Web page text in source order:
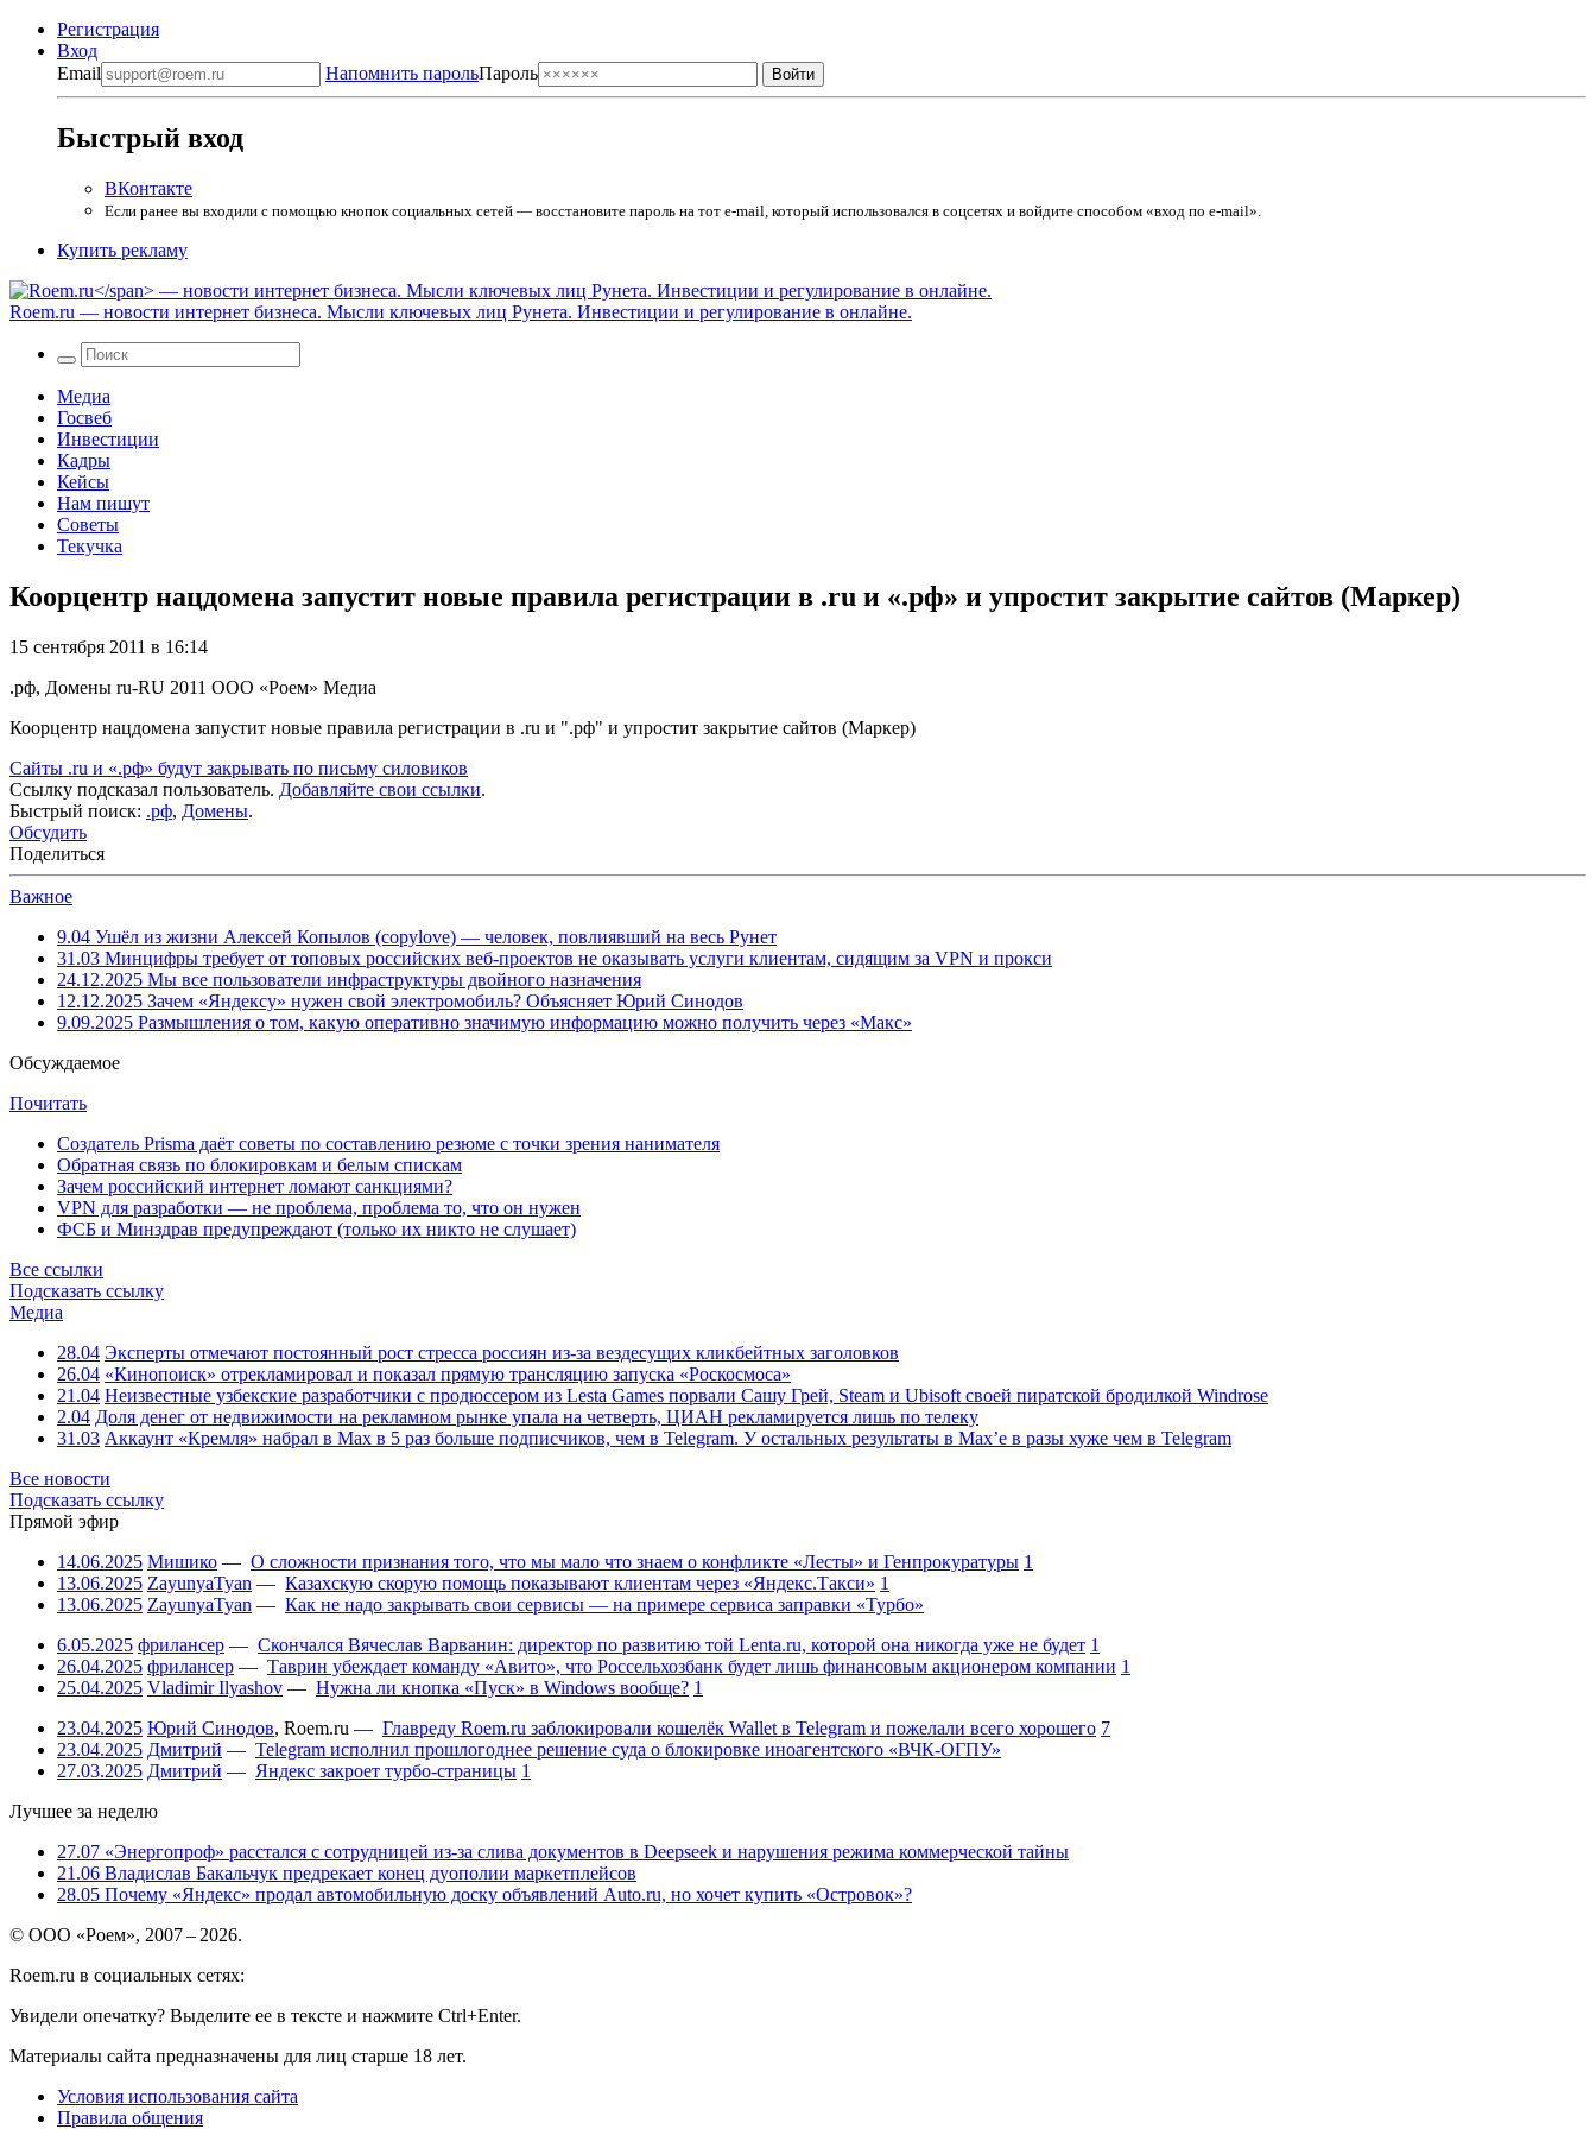
Регистрация
Вход
Email
Напомнить парольПароль
Быстрый вход
ВКонтакте
Если ранее вы входили с помощью кнопок социальных сетей — восстановите пароль на тот e-mail, который использовался в соцсетях и войдите способом «вход по e-mail».
Купить рекламу
Roem.ru — новости интернет бизнеса. Мысли ключевых лиц Рунета. Инвестиции и регулирование в онлайне.
Медиа
Госвеб
Инвестиции
Кадры
Кейсы
Нам пишут
Советы
Текучка
Коорцентр нацдомена запустит новые правила регистрации в .ru и «.рф» и упростит закрытие сайтов (Маркер)
15 сентября 2011 в 16:14
.рф, Домены ru-RU 2011 ООО «Роем» Медиа
Коорцентр нацдомена запустит новые правила регистрации в .ru и ".рф" и упростит закрытие сайтов (Маркер)
Сайты .ru и «.рф» будут закрывать по письму силовиков
Ссылку подсказал пользователь. Добавляйте свои ссылки.
Быстрый поиск: .рф, Домены.
Обсудить
Поделиться
Важное
9.04 Ушёл из жизни Алексей Копылов (copylove) — человек, повлиявший на весь Рунет
31.03 Минцифры требует от топовых российских веб-проектов не оказывать услуги клиентам, сидящим за VPN и прокси
24.12.2025 Мы все пользователи инфраструктуры двойного назначения
12.12.2025 Зачем «Яндексу» нужен свой электромобиль? Объясняет Юрий Синодов
9.09.2025 Размышления о том, какую оперативно значимую информацию можно получить через «Макс»
Обсуждаемое
Почитать
Создатель Prisma даёт советы по составлению резюме с точки зрения нанимателя
Обратная связь по блокировкам и белым спискам
Зачем российский интернет ломают санкциями?
VPN для разработки — не проблема, проблема то, что он нужен
ФСБ и Минздрав предупреждают (только их никто не слушает)
Все ссылки
Подсказать ссылку
Медиа
28.04 Эксперты отмечают постоянный рост стресса россиян из-за вездесущих кликбейтных заголовков
26.04 «Кинопоиск» отрекламировал и показал прямую трансляцию запуска «Роскосмоса»
21.04 Неизвестные узбекские разработчики с продюссером из Lesta Games порвали Сашу Грей, Steam и Ubisoft своей пиратской бродилкой Windrose
2.04 Доля денег от недвижимости на рекламном рынке упала на четверть, ЦИАН рекламируется лишь по телеку
31.03 Аккаунт «Кремля» набрал в Max в 5 раз больше подписчиков, чем в Telegram. У остальных результаты в Max’е в разы хуже чем в Telegram
Все новости
Подсказать ссылку
Прямой эфир
14.06.2025 Мишико — О сложности признания того, что мы мало что знаем о конфликте «Лесты» и Генпрокуратуры 1
13.06.2025 ZayunyaTyan — Казахскую скорую помощь показывают клиентам через «Яндекс.Такси» 1
13.06.2025 ZayunyaTyan — Как не надо закрывать свои сервисы — на примере сервиса заправки «Турбо»
6.05.2025 фрилансер — Скончался Вячеслав Варванин: директор по развитию той Lenta.ru, которой она никогда уже не будет 1
26.04.2025 фрилансер — Таврин убеждает команду «Авито», что Россельхозбанк будет лишь финансовым акционером компании 1
25.04.2025 Vladimir Ilyashov — Нужна ли кнопка «Пуск» в Windows вообще? 1
23.04.2025 Юрий Синодов, Roem.ru — Главреду Roem.ru заблокировали кошелёк Wallet в Telegram и пожелали всего хорошего 7
23.04.2025 Дмитрий — Telegram исполнил прошлогоднее решение суда о блокировке иноагентского «ВЧК-ОГПУ»
27.03.2025 Дмитрий — Яндекс закроет турбо-страницы 1
Лучшее за неделю
27.07 «Энергопроф» расстался с сотрудницей из-за слива документов в Deepseek и нарушения режима коммерческой тайны
21.06 Владислав Бакальчук предрекает конец дуополии маркетплейсов
28.05 Почему «Яндекс» продал автомобильную доску объявлений Auto.ru, но хочет купить «Островок»?
© ООО «Роем», 2007 – 2026.
Roem.ru в социальных сетях:
Увидели опечатку? Выделите ее в тексте и нажмите Ctrl+Enter.
Материалы сайта предназначены для лиц старше 18 лет.
Условия использования сайта
Правила общения